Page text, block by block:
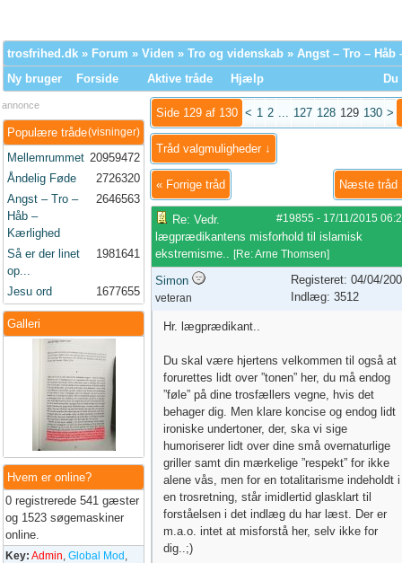
trosfrihed.dk » Forum » Viden » Tro og videnskab » Angst – Tro –
Ny bruger
Forside Aktive tråde Hjælp
annonce
(visninger)
Populære tråde
Mellemrummet 20959472
Åndelig Føde
2726320
Angst – Tro –
Håb –
Kærlighed
2646563
Så er der linet
op...
1981641
Jesu ord 1677655
Galleri
Hvem er online?
0 registrerede 541 gæster
og 1523 søgemaskiner
online.
Key: Admin, Global Mod ,
Side 129 af 130 < 1 2 ... 127 128 129 130 >
Tråd valgmuligheder ↓
« Forrige tråd Næste tråd
#19855 - 17/11/2015
Re: Vedr.
lægprædikantens misforhold til islamisk
ekstremisme.. [Re: Arne Thomsen]
Simon
veteran
Registeret: 04/04/
Indlæg: 3512
Hr. lægprædikant..
Du skal være hjertens velkommen til også at
forurettes lidt over ”tonen” her, du må endog
”føle” på dine trosfællers vegne, hvis det
behager dig. Men klare koncise og endog lidt
ironiske undertoner, der, ska vi sige
humoriserer lidt over dine små overnaturlige
griller samt din mærkelige ”respekt” for ikke
alene vås, men for en totalitarisme indeholdt i
en trosretning, står imidlertid glasklart til
forståelsen i det indlæg du har læst. Der er
m.a.o. intet at misforstå her, selv ikke for
dig..;)